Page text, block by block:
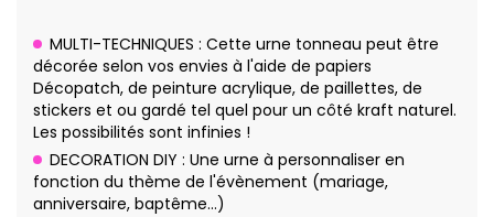
MULTI-TECHNIQUES : Cette urne tonneau peut être
décorée selon vos envies à l'aide de papiers
Décopatch, de peinture acrylique, de paillettes, de
stickers et ou gardé tel quel pour un côté kraft naturel.
Les possibilités sont infinies !
DECORATION DIY : Une urne à personnaliser en
fonction du thème de l'évènement (mariage,
anniversaire, baptême…)